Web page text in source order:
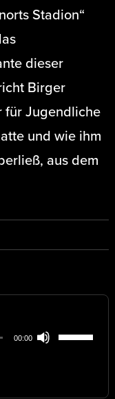
Stadion“
dieser
Birger
für Jugendliche
und wie ihm
aus dem
00:00
Hoch/Runter